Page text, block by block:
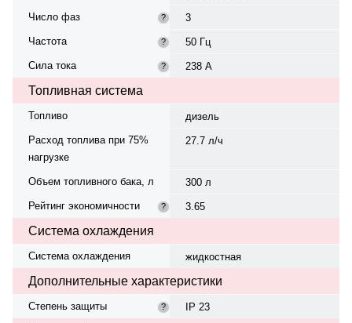
Число фаз
?
3
Частота
?
50 Гц
Сила тока
? 238 А
Топливная система
Топливо
дизель
Расход топлива при 75%
нагрузке
27.7 л/ч
Объем топливного бака, л
300 л
Рейтинг экономичности
? 3.65
Система охлаждения
Система охлаждения жидкостная
Дополнительные характеристики
Степень защиты ? IP 23